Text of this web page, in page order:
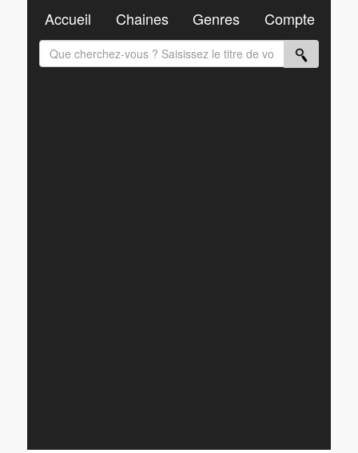
Accueil Chaines Genres Compte